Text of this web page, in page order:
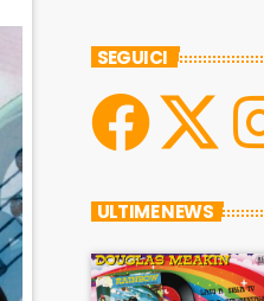
SEGUICI
ULTIME NEWS